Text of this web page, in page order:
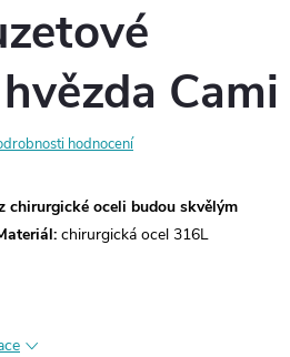
Cami
hodnocení
chirurgické oceli budou skvělým
chirurgická ocel 316L